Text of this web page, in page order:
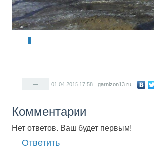
— 01.04.2015 17:58 garnizon13.ru
Комментарии
Нет ответов. Ваш будет первым!
Ответить